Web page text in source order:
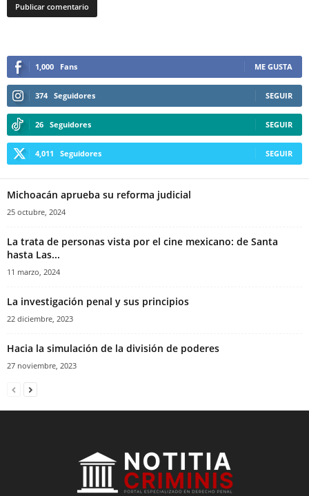
1,000 Fans ME GUSTA
374 Seguidores SEGUIR
26 Seguidores SEGUIR
4,011 Seguidores SEGUIR
Michoacán aprueba su reforma judicial
25 octubre, 2024
La trata de personas vista por el cine mexicano: de Santa
hasta Las...
11 marzo, 2024
La investigación penal y sus principios
22 diciembre, 2023
Hacia la simulación de la división de poderes
27 noviembre, 2023